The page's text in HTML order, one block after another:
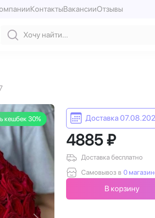
КонтактыВакансииОтзывы
кешбек 30% Доставка
4885 ₽
Доставка бесплатно
Самовывоз в 0
В корзину